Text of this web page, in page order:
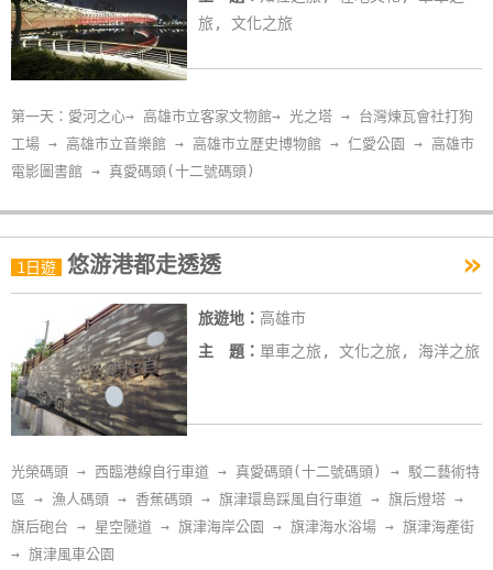
旅, 文化之旅
第一天：愛河之心→ 高雄市立客家文物館→ 光之塔 → 台灣煉瓦會社打狗
工場 → 高雄市立音樂館 → 高雄市立歷史博物館 → 仁愛公園 → 高雄市
電影圖書館 → 真愛碼頭(十二號碼頭)
1日遊 悠游港都走透透 »
旅遊地： 高雄市
主 題： 單車之旅, 文化之旅, 海洋之旅
光榮碼頭 → 西臨港線自行車道 → 真愛碼頭(十二號碼頭) → 駁二藝術特
區 → 漁人碼頭 → 香蕉碼頭 → 旗津環島踩風自行車道 → 旗后燈塔 →
旗后砲台 → 星空隧道 → 旗津海岸公園 → 旗津海水浴場 → 旗津海產街
→ 旗津風車公園